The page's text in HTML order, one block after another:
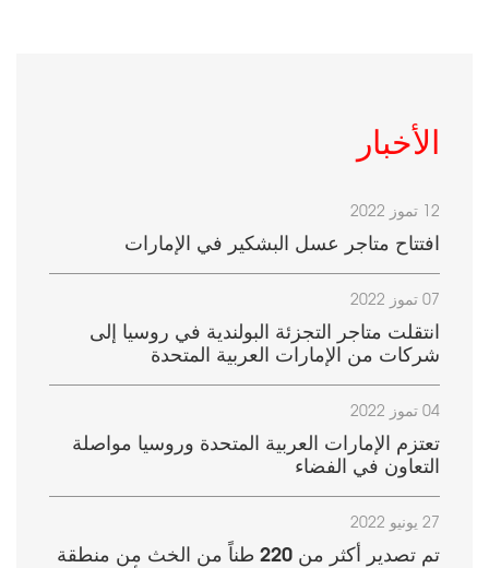
الأخبار
12 تموز 2022
افتتاح متاجر عسل البشكير في الإمارات
07 تموز 2022
انتقلت متاجر التجزئة البولندية في روسيا إلى
شركات من الإمارات العربية المتحدة
04 تموز 2022
تعتزم الإمارات العربية المتحدة وروسيا مواصلة
التعاون في الفضاء
27 يونيو 2022
تم تصدير أكثر من 220 طناً من الخث من منطقة